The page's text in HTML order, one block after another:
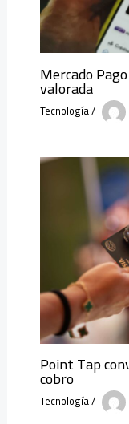
Mercado
valorada
Tecnología/
Point Tap
cobro
Tecnología/